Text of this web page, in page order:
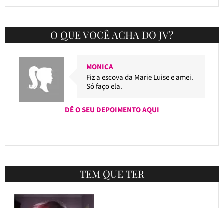
O QUE VOCÊ ACHA DO JV?
MONICA
Fiz a escova da Marie Luise e amei.
Só faço ela.
DÊ O SEU DEPOIMENTO AQUI
TEM QUE TER